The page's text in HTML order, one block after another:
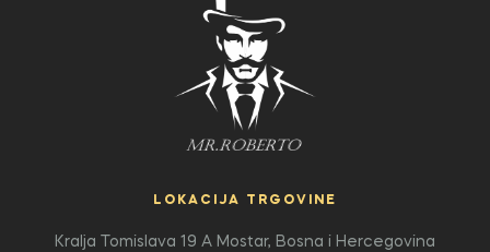
LOKACIJA TRGOVINE
Kralja Tomislava 19 A Mostar, Bosna i Hercegovina